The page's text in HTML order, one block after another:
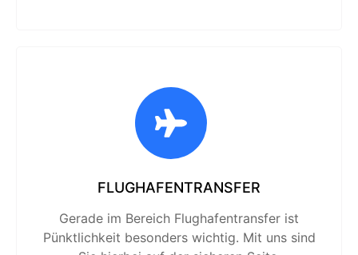
FLUGHAFENTRANSFER
Gerade im Bereich Flug­hafen­transfer ist
Pünktlich­keit besonders wichtig. Mit uns sind